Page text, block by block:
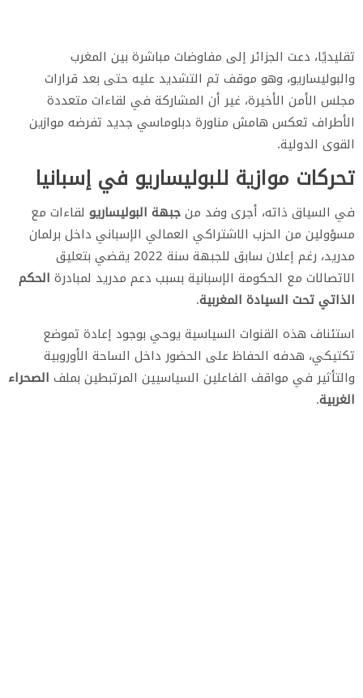
تقليديًا، دعت الجزائر إلى مفاوضات مباشرة بين المغرب
والبوليساريو، وهو موقف تم التشديد عليه حتى بعد قرارات
مجلس الأمن الأخيرة، غير أن المشاركة في لقاءات متعددة
الأطراف تعكس هامش مناورة دبلوماسي جديد تفرضه موازين
القوى الدولية.
تحركات موازية للبوليساريو في إسبانيا
في السياق ذاته، أجرى وفد منجبهة البوليساريو لقاءات مع
مسؤولين من الحزب الاشتراكي العمالي الإسباني داخل برلمان
مدريد، رغم إعلان سابق للجبهة سنة 2022 يقضي بتعليق
الاتصالات مع الحكومة الإسبانية بسبب دعم مدريد لمبادرة الحكم
الذاتي تحت السيادة المغربية.
استئناف هذه القنوات السياسية يوحي بوجود إعادة تموضع
تكتيكي، هدفه الحفاظ على الحضور داخل الساحة الأوروبية
والتأثير في مواقف الفاعلين السياسيين المرتبطين بملف الصحراء
الغربية.